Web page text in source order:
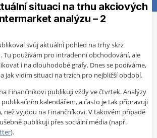
situaci na trhu akciových
analýzu – 2
svůj aktuální pohled na trhy skrz
Tu používám pro intradenní obchodování, ale
i na dlouhodobé grafy. Dnes se podíváme,
jak vidím situaci na trzích pro nejbližší období.
Finančníkovi publikuji vždy ve čtvrtek. Analýzy
kalendářem, a často je tak připravuji
než vyjdou na Finančníkovi. V takovém případě
publikuji přes sociální média (např.
).